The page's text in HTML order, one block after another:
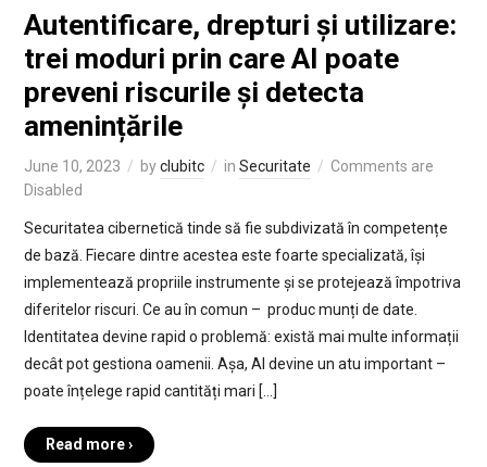
Autentificare, drepturi și utilizare:
trei moduri prin care AI poate
preveni riscurile și detecta
amenințările
June 10, 2023 byclubitc in Securitate
Comments are
Disabled
Securitatea cibernetică tinde să fie subdivizată în competențe
de bază. Fiecare dintre acestea este foarte specializată, își
implementează propriile instrumente și se protejează împotriva
diferitelor riscuri. Ce au în comun – produc munți de date.
Identitatea devine rapid o problemă: există mai multe informații
decât pot gestiona oamenii. Așa, AI devine un atu important –
poate înțelege rapid cantități mari […]
Read more ›